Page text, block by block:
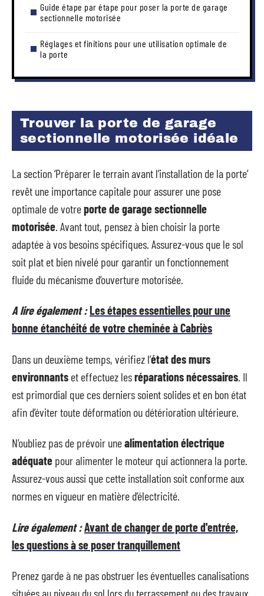
Guide étape par étape pour poser la porte de garage
sectionnelle motorisée
Réglages et finitions pour une utilisation optimale de
la porte
Trouver la porte de garage
sectionnelle motorisée idéale
La section ‘Préparer le terrain avant l’installation de la porte’
revêt une importance capitale pour assurer une pose
optimale de votreporte de garage sectionnelle
motorisée . Avant tout, pensez à bien choisir la porte
adaptée à vos besoins spécifiques. Assurez-vous que le sol
soit plat et bien nivelé pour garantir un fonctionnement
fluide du mécanisme d’ouverture motorisée.
A lire également :Les étapes essentielles pour une
bonne étanchéité de votre cheminée à Cabriès
Dans un deuxième temps, vérifiez l’état des murs
environnants et effectuez lesréparations nécessaires . Il
est primordial que ces derniers soient solides et en bon état
afin d’éviter toute déformation ou détérioration ultérieure.
N’oubliez pas de prévoir unealimentation électrique
adéquate pour alimenter le moteur qui actionnera la porte.
Assurez-vous aussi que cette installation soit conforme aux
normes en vigueur en matière d’électricité.
Lire également :Avant de changer de porte d'entrée,
les questions à se poser tranquillement
Prenez garde à ne pas obstruer les éventuelles canalisations
situées au niveau du sol lors du terrassement ou des travaux